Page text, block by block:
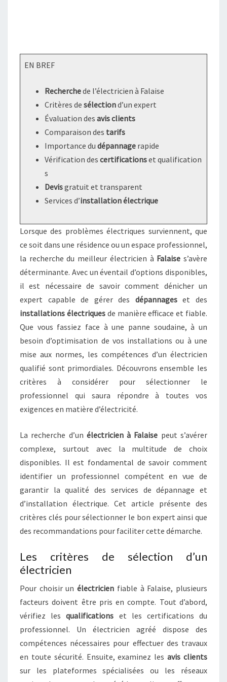
EN BREF
Recherchede l’électricien à Falaise
Critères de sélectiond’un expert
Évaluation des avis clients
Comparaison des tarifs
Importance du dépannage rapide
Vérification des certificationset qualification
s
Devisgratuit et transparent
Services d’installation électrique
Lorsque des problèmes électriques surviennent, que
ce soit dans une résidence ou un espace professionnel,
la recherche du meilleur électricien à Falaise s’avère
déterminante. Avec un éventail d’options disponibles,
il est nécessaire de savoir comment dénicher un
expert capable de gérer des dépannageset des
installations électriquesde manière efficace et fiable.
Que vous fassiez face à une panne soudaine, à un
besoin d’optimisation de vos installations ou à une
mise aux normes, les compétences d’un électricien
qualifié sont primordiales. Découvrons ensemble les
critères à considérer pour sélectionner le
professionnel qui saura répondre à toutes vos
exigences en matière d’électricité.
La recherche d’un électricien à Falaise peut s’avérer
complexe, surtout avec la multitude de choix
disponibles. Il est fondamental de savoir comment
identifier un professionnel compétent en vue de
garantir la qualité des services de dépannage et
d’installation électrique. Cet article présente des
critères clés pour sélectionner le bon expert ainsi que
des recommandations pour faciliter cette démarche.
Les critères de sélection d’un
électricien
Pour choisir unélectricien fiable à Falaise, plusieurs
facteurs doivent être pris en compte. Tout d’abord,
vérifiez lesqualifications et les certifications du
professionnel. Un électricien agréé dispose des
compétences nécessaires pour effectuer des travaux
en toute sécurité. Ensuite, examinez lesavis clients
sur les plateformes spécialisées ou les réseaux